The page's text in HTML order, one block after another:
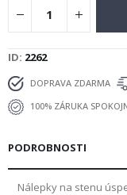
ID 2262
DOPRAVA ZDARMA
100% ZÁRUKA
PODROBNOSTI
Nálepky na stenu